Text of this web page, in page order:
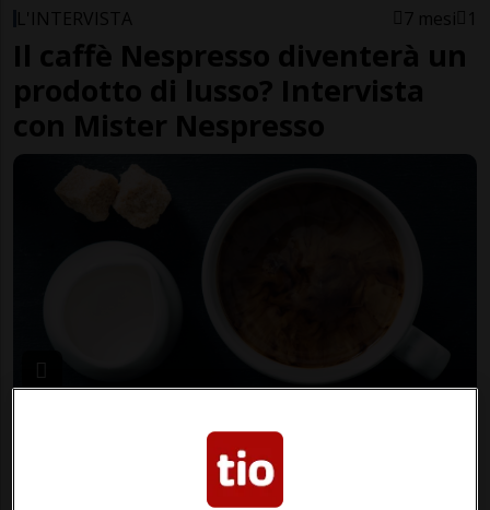
L'INTERVISTA 7 mesi 1
Il caffè Nespresso diventerà un
prodotto di lusso? Intervista
con Mister Nespresso
Caffè: oro oltre Gottardo, ma
non è colpa solo dei chicchi